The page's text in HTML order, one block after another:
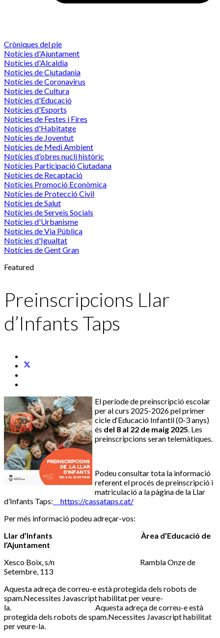
Cròniques del ple
Notícies d'Ajuntament
Notícies d'Alcaldia
Notícies de Ciutadania
Notícies de Coronavirus
Notícies de Cultura
Notícies d'Educació
Notícies d'Esports
Notícies de Festes i Fires
Notícies d'Habitatge
Notícies de Joventut
Notícies de Medi Ambient
Notícies d'obres nucli històric
Notícies Participació Ciutadana
Notícies de Recaptació
Notícies Promoció Econòmica
Notícies de Protecció Civil
Notícies de Salut
Notícies de Serveis Socials
Notícies d'Urbanisme
Notícies de Via Pública
Notícies d'Igualtat
Notícies de Gent Gran
Featured
Preinscripcions Llar
d’Infants Taps
El període de preinscripció escolar
per al curs 2025-2026 pel primer
cicle d‘Educació Infantil (0-3 anys)
és del 8 al 22 de maig 2025. Les
preinscripcions seran telemàtiques.
Podeu consultar tota la informació
referent el procés de preinscripció i
matriculació a la pàgina de la Llar
d’Infants Taps: https://cassataps.cat/
Per més informació podeu adreçar-vos:
Llar d’Infants Àrea d’Educació de
l’Ajuntament
Xesco Boix, s/n Rambla Onze de
Setembre, 113
Aquesta adreça de correu-e està protegida dels robots de
spam.Necessites Javascript habilitat per veure-
la.
Aquesta adreça de correu-e està
protegida dels robots de spam.Necessites Javascript habilitat
per veure-la.